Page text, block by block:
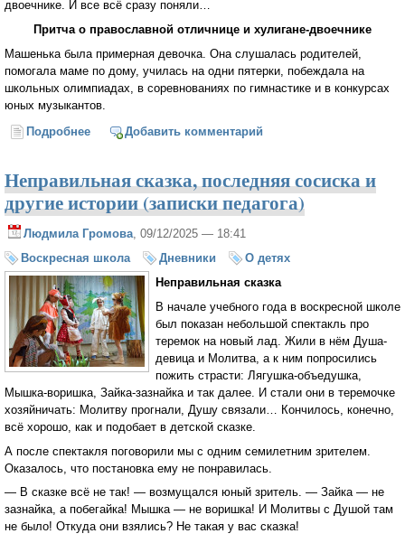
двоечнике. И все всё сразу поняли…
Притча о православной отличнице и хулигане-двоечнике
Машенька была примерная девочка. Она слушалась родителей,
помогала маме по дому, училась на одни пятерки, побеждала на
школьных олимпиадах, в соревнованиях по гимнастике и в конкурсах
юных музыкантов.
Подробнее о Притча о православной отличнице и хулигане-
Добавить комментарий
Неправильная сказка, последняя сосиска и
другие истории (записки педагога)
Людмила Громова, 09/12/2025 — 18:41
Воскресная школа
Дневники
О детях
Неправильная сказка
В начале учебного года в воскресной школе
был показан небольшой спектакль про
теремок на новый лад. Жили в нём Душа-
девица и Молитва, а к ним попросились
пожить страсти: Лягушка-объедушка,
Мышка-воришка, Зайка-зазнайка и так далее. И стали они в теремочке
хозяйничать: Молитву прогнали, Душу связали… Кончилось, конечно,
всё хорошо, как и подобает в детской сказке.
А после спектакля поговорили мы с одним семилетним зрителем.
Оказалось, что постановка ему не понравилась.
— В сказке всё не так! — возмущался юный зритель. — Зайка — не
зазнайка, а побегайка! Мышка — не воришка! И Молитвы с Душой там
не было! Откуда они взялись? Не такая у вас сказка!